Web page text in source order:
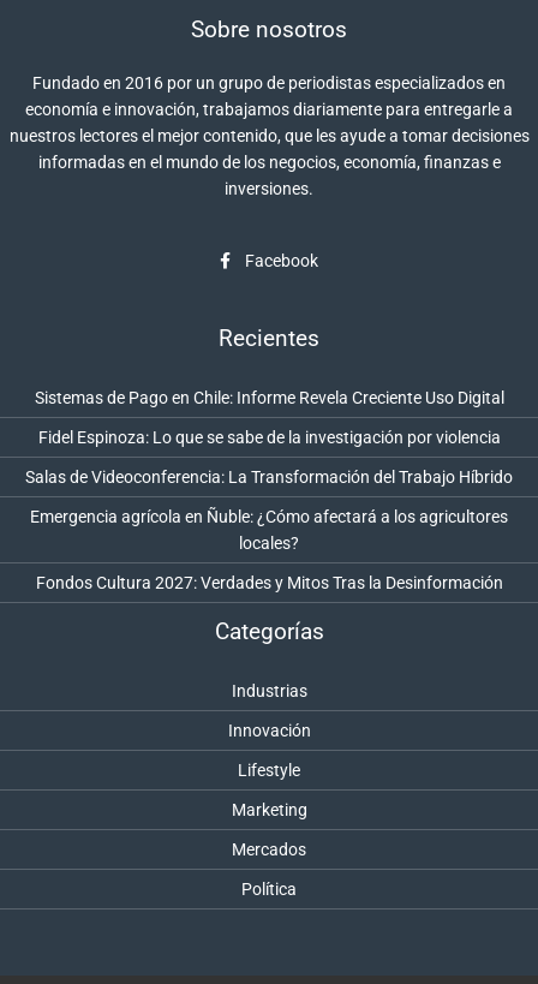
Sobre nosotros
Fundado en 2016 por un grupo de periodistas especializados en
economía e innovación, trabajamos diariamente para entregarle a
nuestros lectores el mejor contenido, que les ayude a tomar decisiones
informadas en el mundo de los negocios, economía, finanzas e
inversiones.
Facebook
Recientes
Sistemas de Pago en Chile: Informe Revela Creciente Uso Digital
Fidel Espinoza: Lo que se sabe de la investigación por violencia
Salas de Videoconferencia: La Transformación del Trabajo Híbrido
Emergencia agrícola en Ñuble: ¿Cómo afectará a los agricultores
locales?
Fondos Cultura 2027: Verdades y Mitos Tras la Desinformación
Categorías
Industrias
Innovación
Lifestyle
Marketing
Mercados
Política